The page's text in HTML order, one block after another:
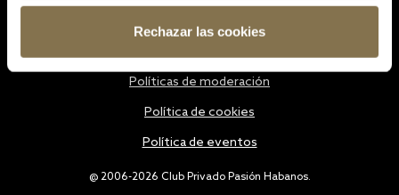
Rechazar las cookies
@ 2006-2026 Club Privado Pasión Habanos.
Políticas de moderación
Política de cookies
Política de eventos